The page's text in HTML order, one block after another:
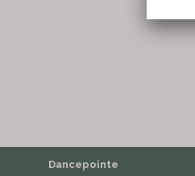
Dancepointe